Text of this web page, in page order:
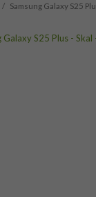
/ Samsung Galaxy S25